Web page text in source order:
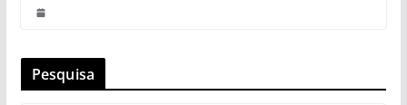
Pesquisa